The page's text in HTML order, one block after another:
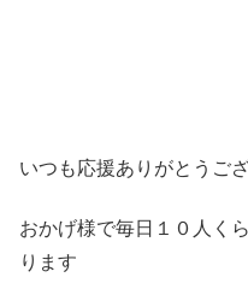
いつも応援ありがとうご
おかげ様で毎日１０人く
ります